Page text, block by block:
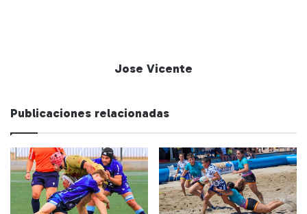
Jose Vicente
Publicaciones relacionadas